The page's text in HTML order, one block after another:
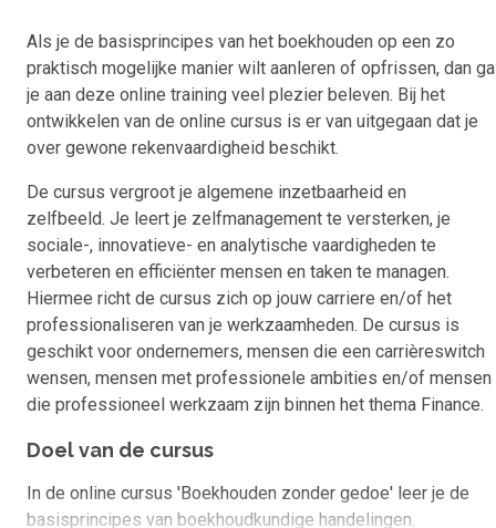
Als je de basisprincipes van het boekhouden op een zo
praktisch mogelijke manier wilt aanleren of opfrissen, dan ga
je aan deze online training veel plezier beleven. Bij het
ontwikkelen van de online cursus is er van uitgegaan dat je
over gewone rekenvaardigheid beschikt.
De cursus vergroot je algemene inzetbaarheid en
zelfbeeld. Je leert je zelfmanagement te versterken, je
sociale-, innovatieve- en analytische vaardigheden te
verbeteren en efficiënter mensen en taken te managen.
Hiermee richt de cursus zich op jouw carriere en/of het
professionaliseren van je werkzaamheden. De cursus is
geschikt voor ondernemers, mensen die een carrièreswitch
wensen, mensen met professionele ambities en/of mensen
die professioneel werkzaam zijn binnen het thema Finance.
Doel van de cursus
In de online cursus 'Boekhouden zonder gedoe' leer je de
basisprincipes van boekhoudkundige handelingen.